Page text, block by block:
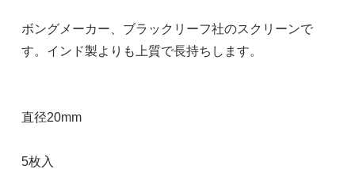
ボングメーカー、ブラックリーフ社のスクリーンで
す。インド製よりも上質で長持ちします。
直径20mm
5枚入